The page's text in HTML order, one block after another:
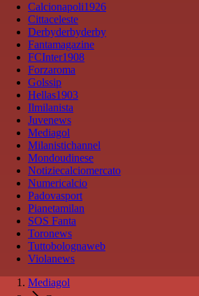
Calcionapoli1926
Cittaceleste
Derbyderbyderby
Fantamagazine
FCInter1908
Forzaroma
Golssip
Hellas1903
Ilmilanista
Juvenews
Mediagol
Milanistichannel
Mondoudinese
Notiziecalciomercato
Numericalcio
Padovasport
Pianetamilan
SOS Fanta
Toronews
Tuttobolognaweb
Violanews
Mediagol